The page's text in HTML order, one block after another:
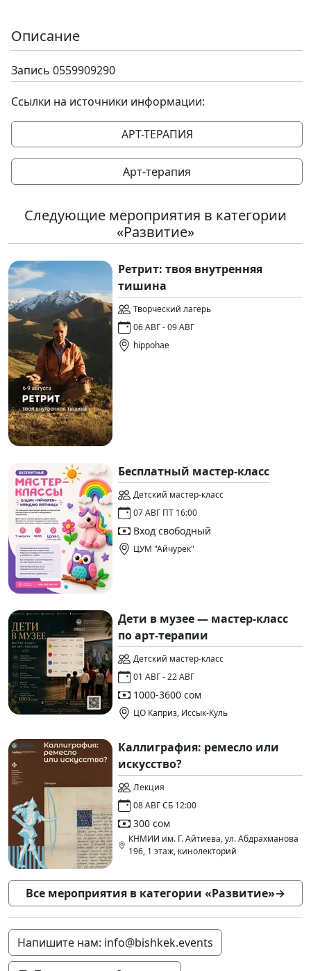
Описание
Запись 0559909290
Ссылки на источники информации:
АРТ-ТЕРАПИЯ
Арт-терапия
Следующие мероприятия в категории
«Развитие»
Ретрит: твоя внутренняя
тишина
Творческий лагерь
06 АВГ - 09 АВГ
hippohae
Бесплатный мастер-класс
Детский мастер-класс
07 АВГ ПТ 16:00
Вход свободный
ЦУМ "Айчурек"
Дети в музее — мастер-класс
по арт-терапии
Детский мастер-класс
01 АВГ - 22 АВГ
1000-3600 сом
ЦО Каприз, Иссык-Куль
Каллиграфия: ремесло или
искусство?
Лекция
08 АВГ СБ 12:00
300 сом
КНМИИ им. Г. Айтиева, ул. Абдрахманова
196, 1 этаж, кинолекторий
Все мероприятия в категории «Развитие»→
Напишите нам: info@bishkek.events